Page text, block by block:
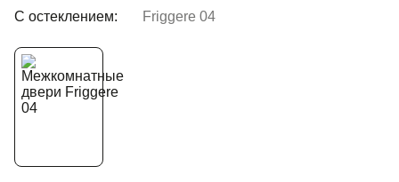
С остеклением: Friggere 04